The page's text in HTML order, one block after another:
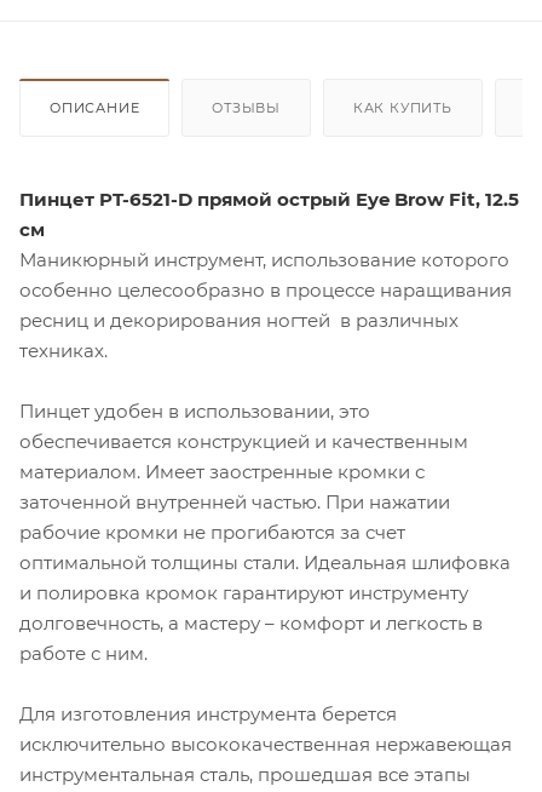
ОПИСАНИЕ ОТЗЫВЫ КАК КУПИТЬ
Пинцет PT-6521-D прямой острый Eye Brow Fit, 12.5
см
Маникюрный инструмент, использование которого
особенно целесообразно в процессе наращивания
ресниц и декорирования ногтей в различных
техниках.
Пинцет удобен в использовании, это
обеспечивается конструкцией и качественным
материалом. Имеет заостренные кромки с
заточенной внутренней частью. При нажатии
рабочие кромки не прогибаются за счет
оптимальной толщины стали. Идеальная шлифовка
и полировка кромок гарантируют инструменту
долговечность, а мастеру – комфорт и легкость в
работе с ним.
Для изготовления инструмента берется
исключительно высококачественная нержавеющая
инструментальная сталь, прошедшая все этапы